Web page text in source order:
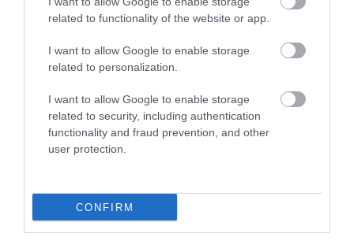
related to functionality of the website or app.
I want to allow Google to enable storage
related to personalization.
I want to allow Google to enable storage
related to security, including authentication
functionality and fraud prevention, and other
user protection.
CONFIRM
«Παρελθόν» το 500ευρο: Τι ισχύει για
όσους έχουν χαρτονομίσματα στην
κατοχή τους
29.07.2026 | 07:07